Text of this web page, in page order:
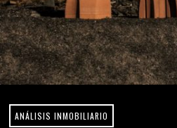
ANÁLISIS INMOBILIARIO